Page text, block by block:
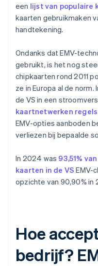
een lijst van populaire
kaarten gebruikmaken
handtekening.
Ondanks dat EMV-
gebruikt, is het nog
chipkaarten rond 2011
ze in Europa al de
de VS in een
kaartnetwerken
EMV-opties aanboden
verliezen bij bepaalde
In 2024 was 93,51%
kaarten in de VS EMV-
opzichte van 90,90% in
Hoe
bedrijf?